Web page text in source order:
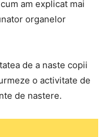
am explicat mai
organelor
de a naste copii
o activitate de
de nastere.